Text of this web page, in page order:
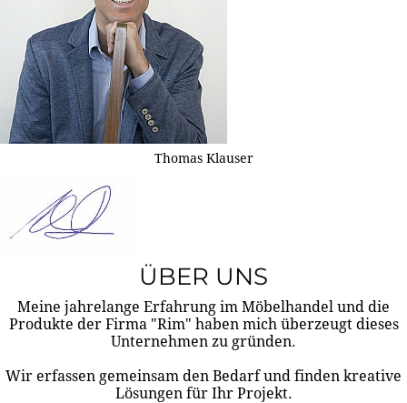
Thomas Klauser
ÜBER UNS
Meine jahrelange Erfahrung im Möbelhandel und die
Produkte der Firma "Rim" haben mich überzeugt dieses
Unternehmen zu gründen.
Wir erfassen gemeinsam den Bedarf und finden kreative
Lösungen für Ihr Projekt.